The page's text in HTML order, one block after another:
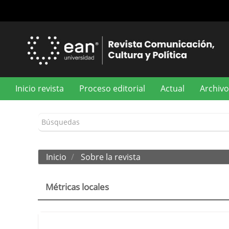
principal
Inicio revista Proceso editorial Actual
Inicio Sobre la revista
Métricas locales